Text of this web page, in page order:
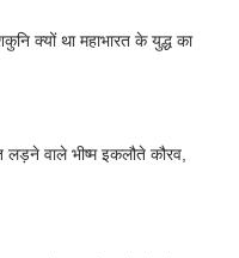
क्यों था महाभारत के युद्ध का
वाले भीष्म इकलौते कौरव,